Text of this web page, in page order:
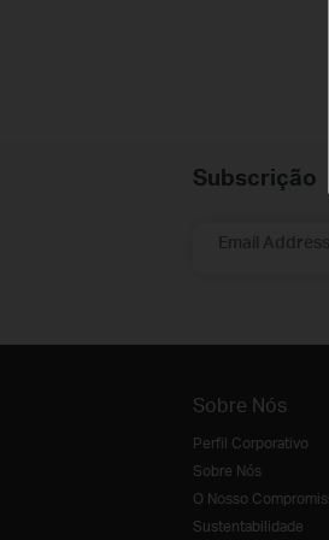
Subscrição
Email Address
Sobre Nós
Perfil Corporativo
Sobre Nós
O Nosso
Sustentabilidade